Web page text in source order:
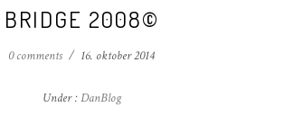
BRIDGE 2008©
0 comments / 16. oktober 2014
Under :DanBlog